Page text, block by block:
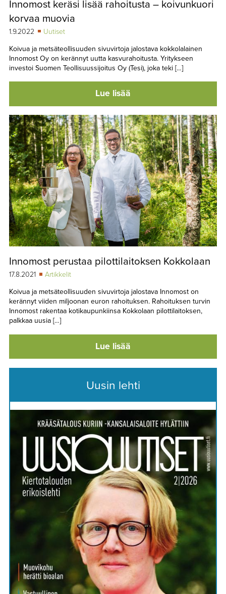
TAPAHTUMAT
YHTEYSTIEDOT
Innomost keräsi lisää rahoitusta – koivunkuori
korvaa muovia
1.9.2022
Uutiset
Koivua ja metsäteollisuuden sivuvirtoja jalostava kokkolalainen
Innomost Oy on kerännyt uutta kasvurahoitusta. Yritykseen
investoi Suomen Teollisuussijoitus Oy (Tesi), joka teki […]
Lue lisää
Innomost perustaa pilottilaitoksen Kokkolaan
17.8.2021
Artikkelit
Koivua ja metsäteollisuuden sivuvirtoja jalostava Innomost on
kerännyt viiden miljoonan euron rahoituksen. Rahoituksen turvin
Innomost rakentaa kotikaupunkiinsa Kokkolaan pilottilaitoksen,
palkkaa uusia […]
Lue lisää
Uusin lehti